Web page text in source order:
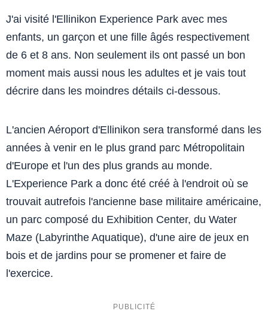
J'ai visité l'Ellinikon Experience Park avec mes
enfants, un garçon et une fille âgés respectivement
de 6 et 8 ans. Non seulement ils ont passé un bon
moment mais aussi nous les adultes et je vais tout
décrire dans les moindres détails ci-dessous.
L'ancien Aéroport d'Ellinikon sera transformé dans les
années à venir en le plus grand parc Métropolitain
d'Europe et l'un des plus grands au monde.
L'Experience Park a donc été créé à l'endroit où se
trouvait autrefois l'ancienne base militaire américaine,
un parc composé du Exhibition Center, du Water
Maze (Labyrinthe Aquatique), d'une aire de jeux en
bois et de jardins pour se promener et faire de
l'exercice.